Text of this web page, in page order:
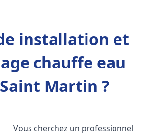
installation et
chauffe eau
Martin ?
Vous cherchez un professionnel